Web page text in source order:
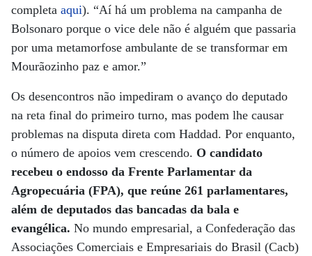
completa aqui). “Aí há um problema na campanha de
Bolsonaro porque o vice dele não é alguém que passaria
por uma metamorfose ambulante de se transformar em
Mourãozinho paz e amor.”
Os desencontros não impediram o avanço do deputado
na reta final do primeiro turno, mas podem lhe causar
problemas na disputa direta com Haddad. Por enquanto,
o número de apoios vem crescendo. O candidato
recebeu o endosso da Frente Parlamentar da
Agropecuária (FPA), que reúne 261 parlamentares,
além de deputados das bancadas da bala e
evangélica. No mundo empresarial, a Confederação das
Associações Comerciais e Empresariais do Brasil (Cacb)